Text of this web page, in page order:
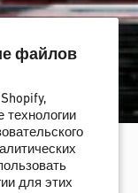
файлов
технологии
для этих